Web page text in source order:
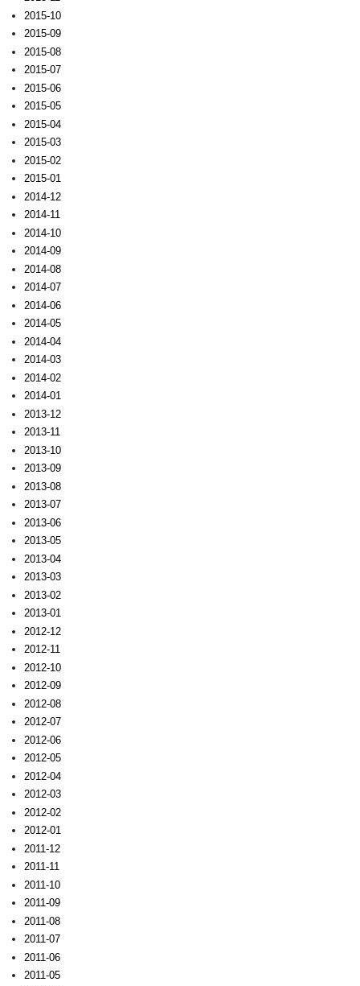
2015-10
2015-09
2015-08
2015-07
2015-06
2015-05
2015-04
2015-03
2015-02
2015-01
2014-12
2014-11
2014-10
2014-09
2014-08
2014-07
2014-06
2014-05
2014-04
2014-03
2014-02
2014-01
2013-12
2013-11
2013-10
2013-09
2013-08
2013-07
2013-06
2013-05
2013-04
2013-03
2013-02
2013-01
2012-12
2012-11
2012-10
2012-09
2012-08
2012-07
2012-06
2012-05
2012-04
2012-03
2012-02
2012-01
2011-12
2011-11
2011-10
2011-09
2011-08
2011-07
2011-06
2011-05